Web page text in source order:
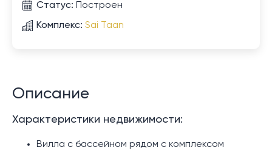
Статус: Построен
Комплекс: Sai Taan
Описание
Характеристики недвижимости:
Вилла с бассейном рядом с комплексом